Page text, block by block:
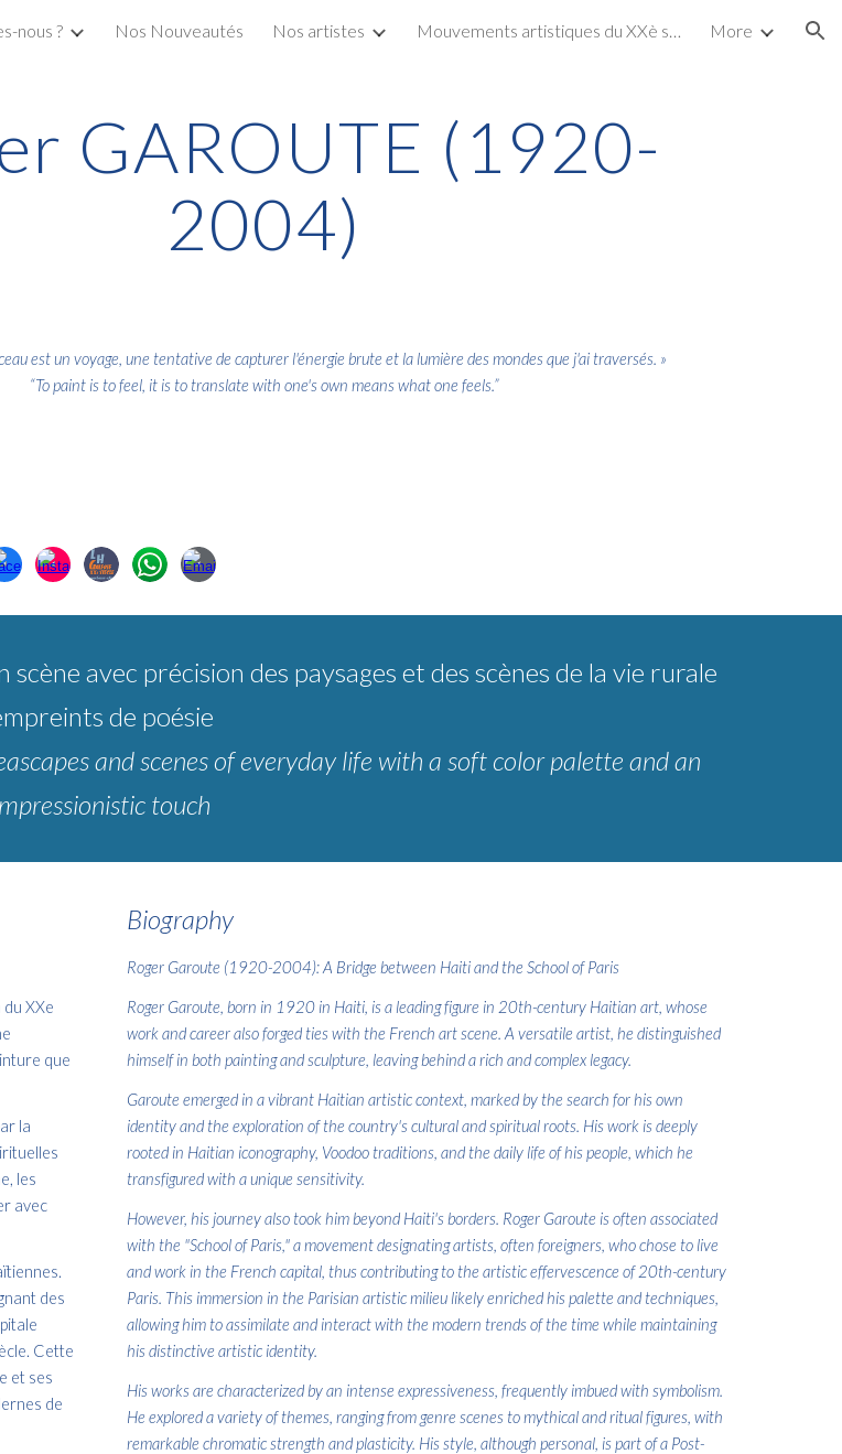
Skip to navigation
nous ? Nos Nouveautés Nos artistes Mouvements artistiques du XXè siècle More
GAROUTE (1920-
2004)
est un voyage, une tentative de capturer l'énergie brute et la lumière des mondes que j'ai traversés. »
“To paint is to feel, it is to translate with one's own means what one feels.”
avec précision des paysages et des scènes de la vie rurale
de poésie
and scenes of everyday life with a soft color palette and an
touch
XXe
que
la
les
avec
des
Cette
et ses
de
Biography
Roger Garoute (1920-2004): A Bridge between Haiti and the School of Paris
Roger Garoute, born in 1920 in Haiti, is a leading figure in 20th-century Haitian art, whose
work and career also forged ties with the French art scene. A versatile artist, he distinguished
himself in both painting and sculpture, leaving behind a rich and complex legacy.
Garoute emerged in a vibrant Haitian artistic context, marked by the search for his own
identity and the exploration of the country's cultural and spiritual roots. His work is deeply
rooted in Haitian iconography, Voodoo traditions, and the daily life of his people, which he
transfigured with a unique sensitivity.
However, his journey also took him beyond Haiti's borders. Roger Garoute is often associated
with the "School of Paris," a movement designating artists, often foreigners, who chose to live
and work in the French capital, thus contributing to the artistic effervescence of 20th-century
Paris. This immersion in the Parisian artistic milieu likely enriched his palette and techniques,
allowing him to assimilate and interact with the modern trends of the time while maintaining
his distinctive artistic identity.
His works are characterized by an intense expressiveness, frequently imbued with symbolism.
He explored a variety of themes, ranging from genre scenes to mythical and ritual figures, with
remarkable chromatic strength and plasticity. His style, although personal, is part of a Post-